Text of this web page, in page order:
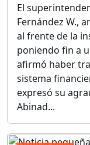
El
Fernández W.,
al frente de la
poniendo fin a
afirmó haber
sistema
expresó su
Abinad...